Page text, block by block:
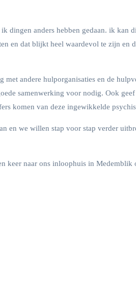
dingen anders hebben gedaan. ik kan
en dat blijkt heel waardevol te zijn
met andere hulporganisaties en de
samenwerking voor nodig. Ook
komen van deze ingewikkelde
en we willen stap voor stap verder
keer naar ons inloophuis in